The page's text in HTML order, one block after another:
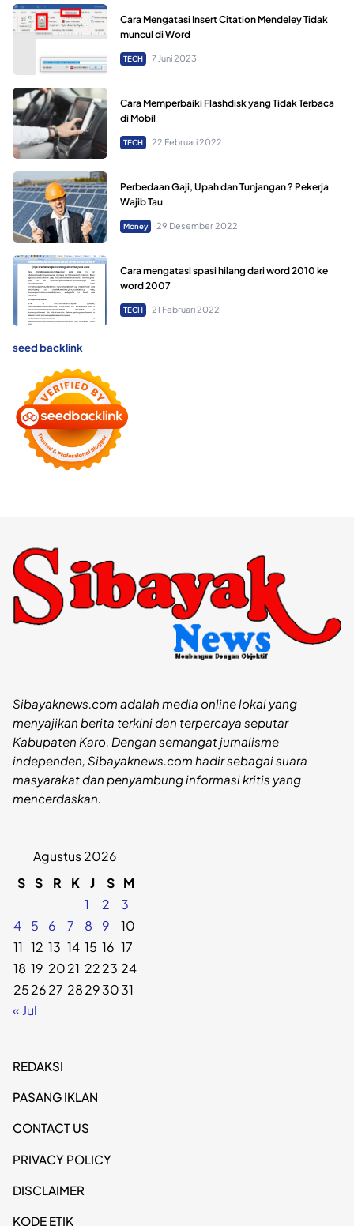
Cara Mengatasi Insert Citation Mendeley Tidak
muncul di Word
TECH 7 Juni 2023
Cara Memperbaiki Flashdisk yang Tidak Terbaca
di Mobil
TECH 22 Februari 2022
Perbedaan Gaji, Upah dan Tunjangan ? Pekerja
Wajib Tau
Money 29 Desember 2022
Cara mengatasi spasi hilang dari word 2010 ke
word 2007
TECH 21 Februari 2022
seed backlink
Sibayaknews.com adalah media online lokal yang
menyajikan berita terkini dan terpercaya seputar
Kabupaten Karo. Dengan semangat jurnalisme
independen, Sibayaknews.com hadir sebagai suara
masyarakat dan penyambung informasi kritis yang
mencerdaskan.
Agustus 2026
S S R K J S M
1
2
3
4
5 6 7 8 9
10
11 12 13 14 15 16 17
18 19 2021 2223 24
252627 28293031
« Jul
REDAKSI
PASANG IKLAN
CONTACT US
PRIVACY POLICY
DISCLAIMER
KODE ETIK